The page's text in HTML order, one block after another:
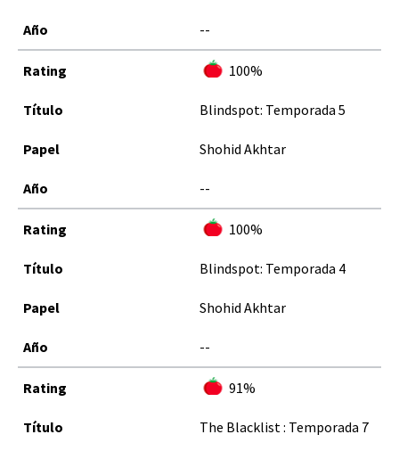
--
100%
Blindspot: Temporada 5
Shohid Akhtar
--
100%
Blindspot: Temporada 4
Shohid Akhtar
--
91%
The Blacklist : Temporada 7